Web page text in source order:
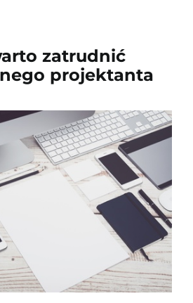
O firmie
zatrudnić
projektanta